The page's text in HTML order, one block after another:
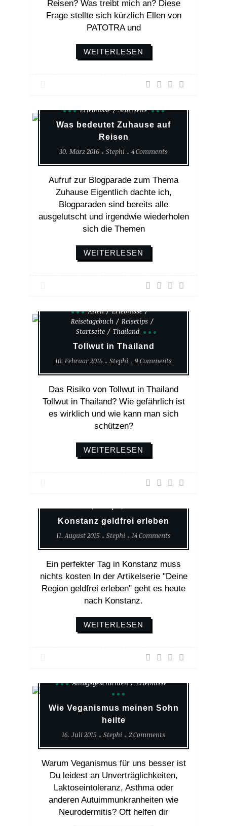
Reisen? Was treibt mich an? Diese
Frage stellte sich kürzlich Ellen von
PATOTRA und
WEITERLESEN
Erlebnisse Startseite
Was bedeutet Zuhause auf
Reisen
30. März 2016 Stephi 4 Comments
Aufruf zur Blogparade zum Thema
Zuhause Eigentlich dachte ich,
Blogparaden sind bereits alle
ausgelutscht und irgendwie wiederholen
sich die Themen
WEITERLESEN
Asien
Erlebnisse
Reisetagebuch
Reisetips
Startseite
Thailand
Tollwut in Thailand
10. Februar 2016 Stephi 9 Comments
Das Risiko von Tollwut in Thailand
Tollwut in Thailand? Wie gefährlich ist
es wirklich und wie kann man sich
schützen?
WEITERLESEN
Konstanz geldfrei erleben
11. August 2015 Stephi 14 Comments
Ein perfekter Tag in Konstanz muss
nichts kosten In der Artikelserie "Deine
Region geldfrei erleben" geht es heute
nach Konstanz.
WEITERLESEN
Alltagsgeschichten Erlebnisse
Wie Veganismus meinen Sohn
heilte
16. Juli 2015 Stephi 2 Comments
Warum Veganismus für uns besser ist
Du leidest an Unverträglichkeiten,
Laktoseintoleranz, Asthma oder
anderen Autuimmunkranheiten wie
Neurodermitis? Oft helfen dir